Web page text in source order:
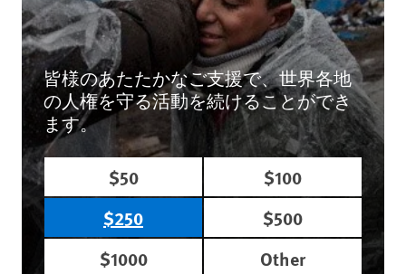
皆様のあたたかなご支援で、世界各地
の人権を守る活動を続けることができ
ます。
$50
$100
$250
$500
$1000
Other